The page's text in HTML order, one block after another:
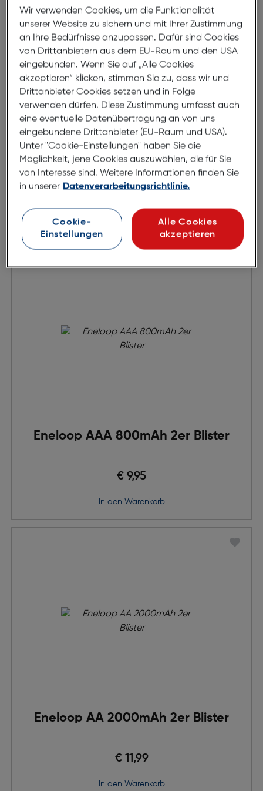
eneloop AA 1900mAh 4er Blister
€ 17,95
in den Warenkorb
Eneloop AAA 800mAh 2er Blister
€ 9,95
in den Warenkorb
Eneloop AA 2000mAh 2er Blister
€ 11,99
in den Warenkorb
Wir verwenden Cookies, um die Funktionalität
unserer Website zu sichern und mit Ihrer Zustimmung
an Ihre Bedürfnisse anzupassen. Dafür sind Cookies
von Drittanbietern aus dem EU-Raum und den USA
eingebunden. Wenn Sie auf „Alle Cookies
akzeptieren“ klicken, stimmen Sie zu, dass wir und
Drittanbieter Cookies setzen und in Folge
verwenden dürfen. Diese Zustimmung umfasst auch
eine eventuelle Datenübertragung an von uns
eingebundene Drittanbieter (EU-Raum und USA).
Unter "Cookie-Einstellungen" haben Sie die
Möglichkeit, jene Cookies auszuwählen, die für Sie
von Interesse sind. Weitere Informationen finden Sie
in unserer Datenverarbeitungsrichtlinie.
Cookie-
Einstellungen
Alle Cookies
akzeptieren